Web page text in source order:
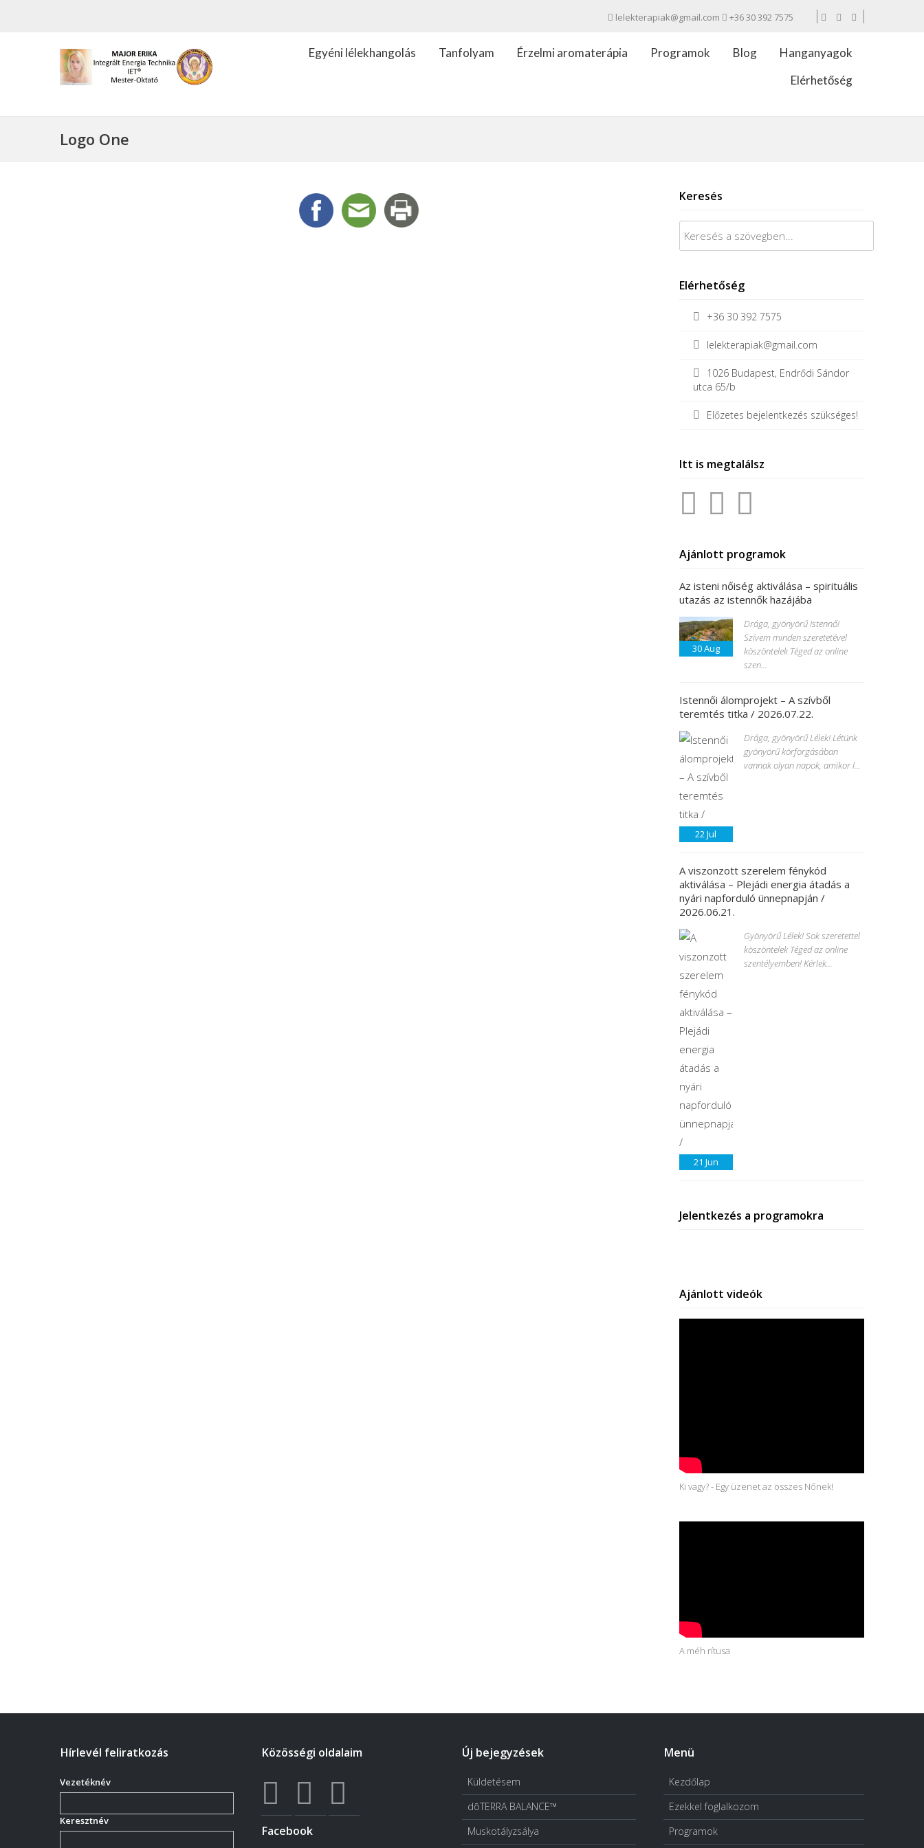
lelekterapiak@gmail.com +36 30 392 7575
Egyéni lélekhangolás Tanfolyam Érzelmi aromaterápia Programok Blog
Hanganyagok
Elérhetőség
Logo One
Post
navigation
TWO
→
Keresés
Keresés:
Elérhetőség
+36 30 392 7575
lelekterapiak@gmail.com
1026 Budapest, Endrődi Sándor
utca 65/b
Előzetes bejelentkezés szükséges!
Itt is megtalálsz
Ajánlott programok
Az isteni nőiség aktiválása – spirituális
utazás az istennők hazájába
30Aug
Drága, gyönyörű Istennő!
Szívem minden szeretetével
köszöntelek Téged az online
szen...
Istennői álomprojekt – A szívből
teremtés titka / 2026.07.22.
22Jul
Drága, gyönyörű Lélek! Létünk
gyönyörű körforgásában
vannak olyan napok, amikor l...
A viszonzott szerelem fénykód
aktiválása – Plejádi energia átadás a
nyári napforduló ünnepnapján /
2026.06.21.
21 Jun
Gyönyörű Lélek! Sok szeretettel
köszöntelek Téged az online
szentélyemben! Kérlek...
Jelentkezés a programokra
Ajánlott videók
Ki vagy? - Egy üzenet az összes Nőnek!
A méh rítusa
Hírlevél feliratkozás
Vezetéknév
Keresztnév
Közösségi oldalaim
Facebook
Új bejegyzések
Küldetésem
dōTERRA BALANCE™
Muskotályzsálya
Menü
Kezdőlap
Ezekkel foglalkozom
Programok